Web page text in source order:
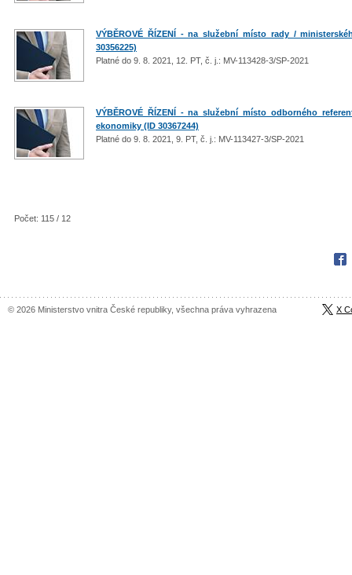
VÝBĚROVÉ ŘÍZENÍ - na služební místo rady /
30356225)
Platné do 9. 8. 2021, 12. PT, č. j.: MV-113428-3/SP-2021
VÝBĚROVÉ ŘÍZENÍ - na služební místo odborného
ekonomiky (ID 30367244)
Platné do 9. 8. 2021, 9. PT, č. j.: MV-113427-3/SP-2021
Počet: 115 / 12
© 2026 Ministerstvo vnitra České republiky, všechna práva vyhrazena X